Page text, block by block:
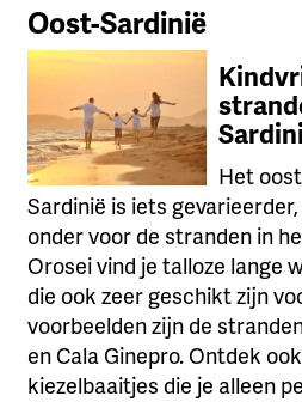
Oost-Sardinië
Het
Sardinië is iets
onder voor de stranden in
Orosei vind je talloze lange
die ook zeer geschikt zijn
voorbeelden zijn de
en Cala Ginepro. Ontdek
kiezelbaaitjes die je alleen